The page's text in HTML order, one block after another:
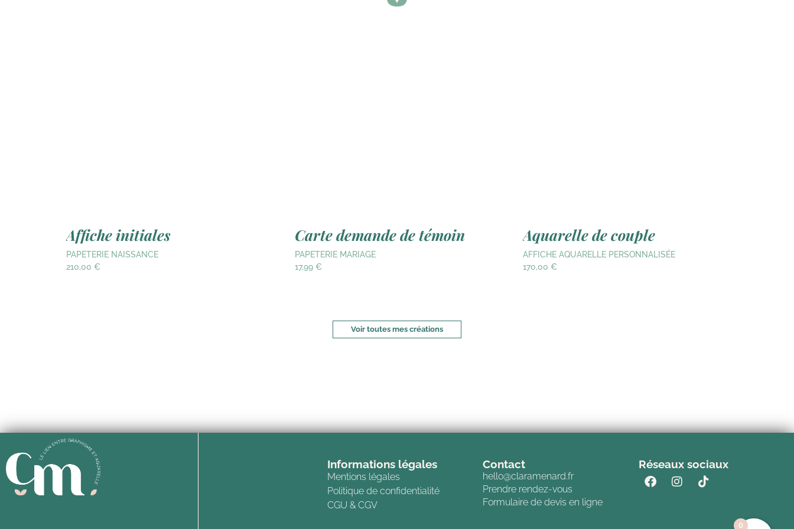
Affiche initiales
PAPETERIE NAISSANCE
210,00 €
Carte demande de témoin
PAPETERIE MARIAGE
17,99 €
Aquarelle de couple
AFFICHE AQUARELLE PERSONNALISÉE
170,00€
Voir toutes mes créations
Informations légales
Mentions légales
Politique de confidentialité
CGU & CGV
Contact
hello@claramenard.fr
Prendre rendez-vous
Formulaire de devis en ligne
Réseaux sociaux
0